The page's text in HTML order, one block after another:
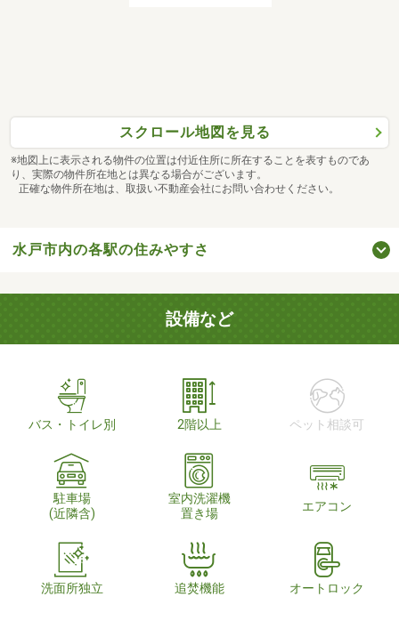
スクロール地図を見る
※地図上に表示される物件の位置は付近住所に所在することを表すものであ
り、実際の物件所在地とは異なる場合がございます。
正確な物件所在地は、取扱い不動産会社にお問い合わせください。
水戸市内の各駅の住みやすさ
設備など
バス・トイレ別 2階以上 ペット相談可
駐車場
(近隣含)
室内洗濯機
置き場
エアコン
洗面所独立 追焚機能 オートロック